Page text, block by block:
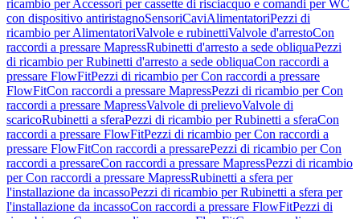
ricambio per Accessori per cassette di risciacquo e comandi per WC
con dispositivo antiristagnoSensoriCaviAlimentatoriPezzi di
ricambio per AlimentatoriValvole e rubinettiValvole d'arrestoCon
raccordi a pressare MapressRubinetti d'arresto a sede obliquaPezzi
di ricambio per Rubinetti d'arresto a sede obliquaCon raccordi a
pressare FlowFitPezzi di ricambio per Con raccordi a pressare
FlowFitCon raccordi a pressare MapressPezzi di ricambio per Con
raccordi a pressare MapressValvole di prelievoValvole di
scaricoRubinetti a sferaPezzi di ricambio per Rubinetti a sferaCon
raccordi a pressare FlowFitPezzi di ricambio per Con raccordi a
pressare FlowFitCon raccordi a pressarePezzi di ricambio per Con
raccordi a pressareCon raccordi a pressare MapressPezzi di ricambio
per Con raccordi a pressare MapressRubinetti a sfera per
l'installazione da incassoPezzi di ricambio per Rubinetti a sfera per
l'installazione da incassoCon raccordi a pressare FlowFitPezzi di